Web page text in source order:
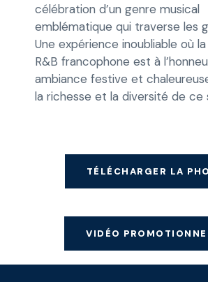
célébration d’un genre musical
emblématique qui traverse les
Une expérience inoubliable où
R&B francophone est à
ambiance festive et
la richesse et la diversité de ce
TÉLÉCHARGER LA
VIDÉO